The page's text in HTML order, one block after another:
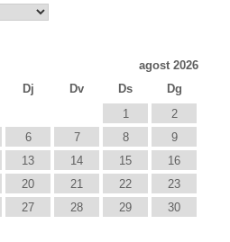
agost 2026
Dj Dv Ds
Dg
1
2
6 7 8
9
13 14 15
16
20 21 22
23
27 28 29
30